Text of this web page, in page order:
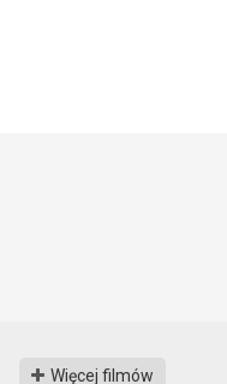
Więcej filmów